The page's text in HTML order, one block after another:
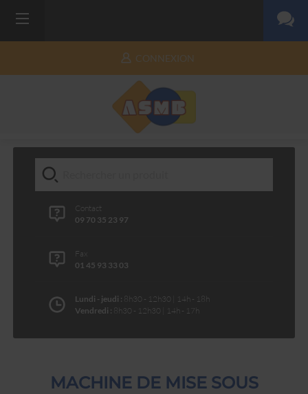
CONNEXION
Contact
09 70 35 23 97
Fax
01 45 93 33 03
Lundi - jeudi : 8h30 - 12h30 | 14h - 18h
Vendredi : 8h30 - 12h30 | 14h - 17h
MACHINE DE MISE SOUS